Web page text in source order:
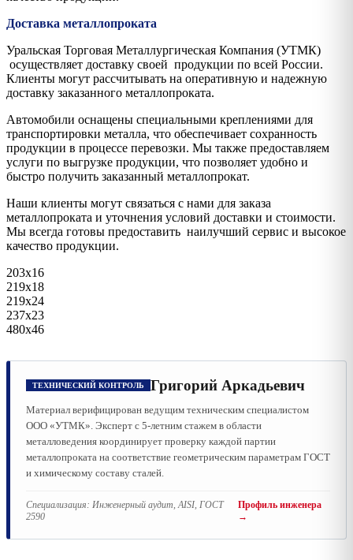
Доставка металлопроката
Уральская Торговая Металлургическая Компания (УТМК)
осуществляет доставку своей продукции по всей России.
Клиенты могут рассчитывать на оперативную и надежную
доставку заказанного металлопроката.
Автомобили оснащены специальными креплениями для
транспортировки металла, что обеспечивает сохранность
продукции в процессе перевозки. Мы также предоставляем
услуги по выгрузке продукции, что позволяет удобно и
быстро получить заказанный металлопрокат.
Наши клиенты могут связаться с нами для заказа
металлопроката и уточнения условий доставки и стоимости.
Мы всегда готовы предоставить наилучший сервис и высокое
качество продукции.
203х16
219х18
219х24
237х23
480х46
ТЕХНИЧЕСКИЙ КОНТРОЛЬ Григорий Аркадьевич
Материал верифицирован ведущим техническим специалистом
ООО «УТМК». Эксперт с 5-летним стажем в области
металловедения координирует проверку каждой партии
металлопроката на соответствие геометрическим параметрам ГОСТ
и химическому составу сталей.
Специализация: Инженерный аудит, AISI, ГОСТ
2590
Профиль инженера
→